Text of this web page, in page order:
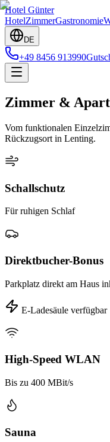
Hotel Günter
HotelZimmerGastronomie
DE
+49 8456 913990
Zimmer &
Vom funktionalen
Rückzugsort in Lenting.
Schallschutz
Für ruhigen Schlaf
Direktbucher-Bonus
Parkplatz direkt am Haus
E-Ladesäule verfügbar
High-Speed WLAN
Bis zu 400 MBit/s
Sauna